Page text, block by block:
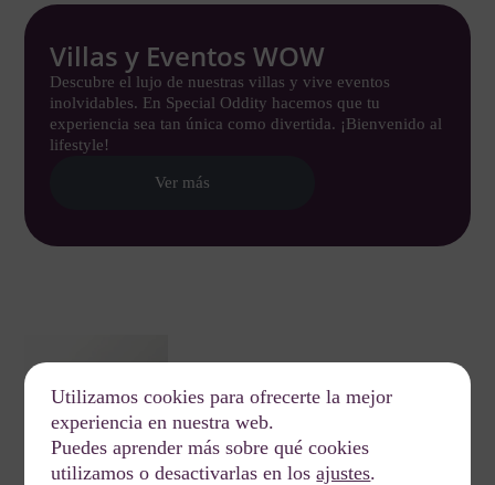
Villas y Eventos WOW
Descubre el lujo de nuestras villas y vive eventos
inolvidables. En Special Oddity hacemos que tu
experiencia sea tan única como divertida. ¡Bienvenido al
lifestyle!
Ver más
Utilizamos cookies para ofrecerte la mejor
experiencia en nuestra web.
Puedes aprender más sobre qué cookies
utilizamos o desactivarlas en losajustes.